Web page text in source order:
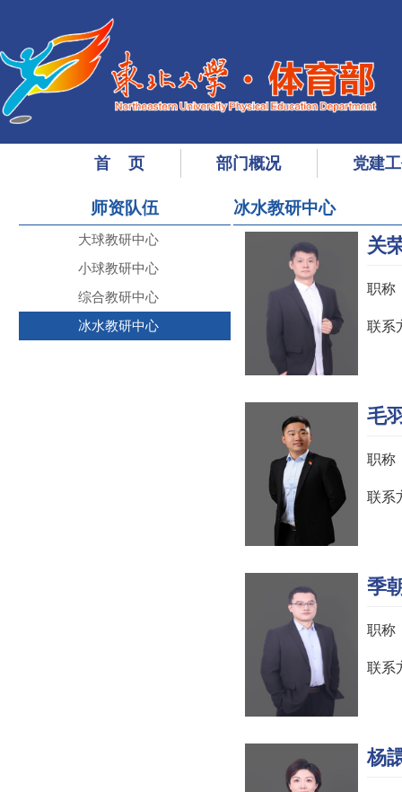
首 页 部门概况 党建
师资队伍
大球教研中心
小球教研中心
综合教研中心
冰水教研中心
冰水教研中心
关
职称
联系
毛
职称
联系
季
职称
联系
杨